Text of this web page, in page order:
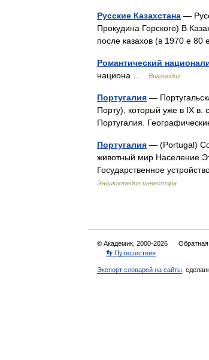
Русские Казахстана —
Прокудина Горского) В
после казахов (в 1970 е
Романтический
национа …
Википедия
Португалия —
Порту), который уже в IX в.
Португалия.
Португалия — (Portugal)
животный мир Население
Государственное
Энциклопедия инвестора
© Академик, 2000-2026 Обратная
👣 Путешествия
Экспорт словарей на сайты ,